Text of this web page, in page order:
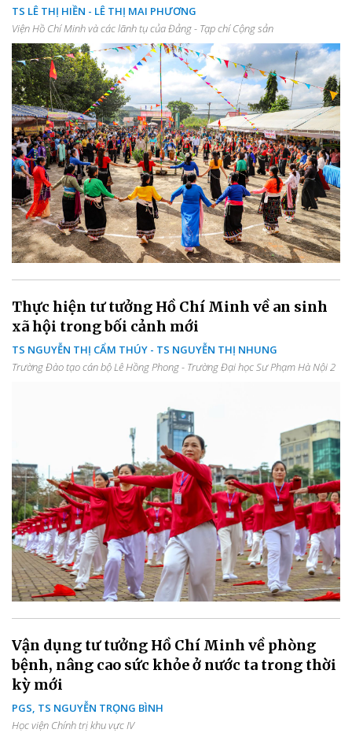
TS LÊ THỊ HIỀN - LÊ THỊ MAI PHƯƠNG
Viện Hồ Chí Minh và các lãnh tụ của Đảng - Tạp chí Cộng sản
Thực hiện tư tưởng Hồ Chí Minh về an sinh
xã hội trong bối cảnh mới
TS NGUYỄN THỊ CẨM THÚY - TS NGUYỄN THỊ NHUNG
Trường Đào tạo cán bộ Lê Hồng Phong - Trường Đại học Sư Phạm Hà Nội 2
Vận dụng tư tưởng Hồ Chí Minh về phòng
bệnh, nâng cao sức khỏe ở nước ta trong thời
kỳ mới
PGS, TS NGUYỄN TRỌNG BÌNH
Học viện Chính trị khu vực IV